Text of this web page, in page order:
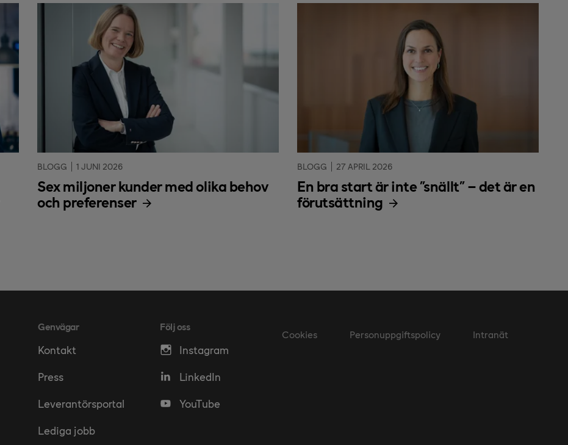
BLOGG 1 JUNI 2026
Sex miljoner kunder med olika behov
och preferenser
BLOGG 27 APRIL 2026
En bra start är inte ”snällt” – det är en
förutsättning
Genvägar
Kontakt
Press
Leverantörsportal
Lediga jobb
Följ oss
Instagram
LinkedIn
YouTube
Cookies Personuppgiftspolicy Intranät